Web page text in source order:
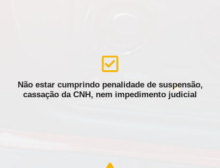
Não estar cumprindo penalidade de suspensão,
cassação da CNH, nem impedimento judicial